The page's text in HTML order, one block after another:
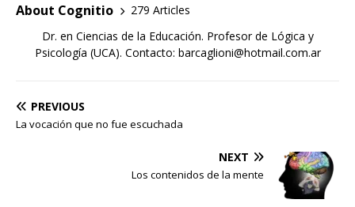
About Cognitio
279 Articles
Dr. en Ciencias de la Educación. Profesor de Lógica y
Psicología (UCA). Contacto: barcaglioni@hotmail.com.ar
PREVIOUS
La vocación que no fue escuchada
NEXT
Los contenidos de la mente